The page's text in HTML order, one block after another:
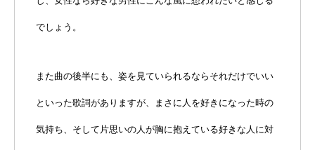
でしょう。
また曲の後半にも、姿を見ていられるならそれだけでいい
といった歌詞がありますが、まさに人を好きになった時の
気持ち、そして片思いの人が胸に抱えている好きな人に対